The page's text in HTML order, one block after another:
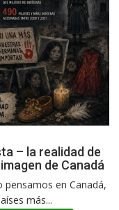
– la realidad de
de Canadá
pensamos en Canadá,
más...